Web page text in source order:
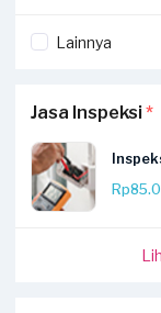
Lainnya
Jasa Inspeksi*